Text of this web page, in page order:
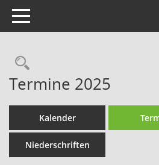
Toggle navigation
Rechercheauswahl
Termine 2025
Kalender
Niederschriften